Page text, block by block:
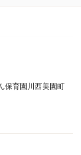
保育園川西美園町